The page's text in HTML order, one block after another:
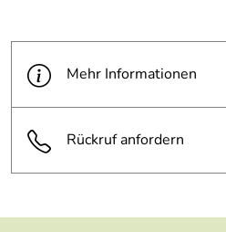
Mehr Informationen
Rückruf anfordern